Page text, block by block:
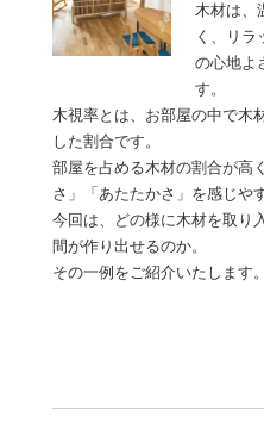
木材は、
く、リラ
の心地よ
す。
木視率とは、お部屋の中で木
した割合です。
部屋を占める木材の割合が高
さ」「あたたかさ」を感じや
今回は、どの様に木材を取り
間が作り出せるのか。
その一例をご紹介いたします